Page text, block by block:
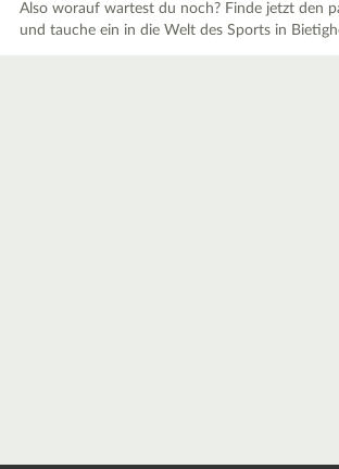
Also worauf wartest du noch? Finde jetzt den
und tauche ein in die Welt des Sports in